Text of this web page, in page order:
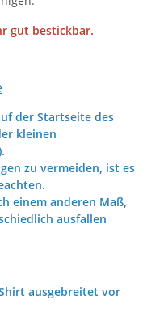
gut bestickbar.
der Startseite des
kleinen
zu vermeiden, ist es
einem anderen Maß,
ausfallen
ausgebreitet vor